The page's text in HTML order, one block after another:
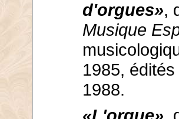
d'orgues»,
Musique
1985,
1988.